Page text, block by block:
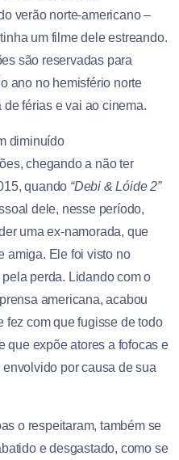
verão norte-americano –
um filme dele estreando.
são reservadas para
ano no hemisfério norte
férias e vai ao cinema.
diminuído
chegando a não ter
quando “Debi & Lóide 2”
dele, nesse período,
uma ex-namorada, que
amiga. Ele foi visto no
perda. Lidando com o
americana, acabou
fez com que fugisse de todo
que expõe atores a fofocas e
por causa de sua
o respeitaram, também se
e desgastado, como se